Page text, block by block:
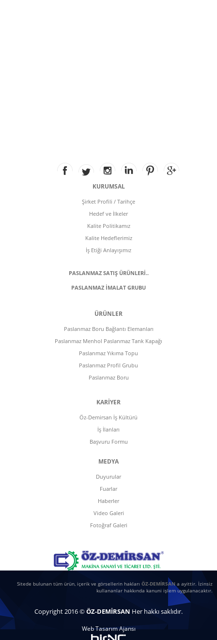
KURUMSAL
Şirket Profili / Tarihçe
Hedef ve İlkeler
Kalite Politikamız
Kalite Hedeflerimiz
İş Etiği Anlayışımız
PASLANMAZ SATIŞ ÜRÜNLERİ..
PASLANMAZ İMALAT GRUBU
ÜRÜNLER
Paslanmaz Boru Bağlantı Elemanları
Paslanmaz Menhol Paslanmaz Tank Kapağı
Paslanmaz Yıkıma Topu
Paslanmaz Profil Grubu
Paslanmaz Boru
KARİYER
Öz-Demirsan İş Kültürü
İş İlanları
Başvuru Formu
MEDYA
Duyurular
Fuarlar
Haberler
Video Galeri
Fotoğraf Galeri
Sitede bulunan tüm ürün, içerik ve görsellerin haklarıÖZ-DEMİRSANa ayittir. İzinsiz
kullananlar hakkında kanuni işlem uygulanacaktır.
Copyright 2016 ©ÖZ-DEMİRSAN Her hakkı saklıdır.
Web Tasarım Ajansı